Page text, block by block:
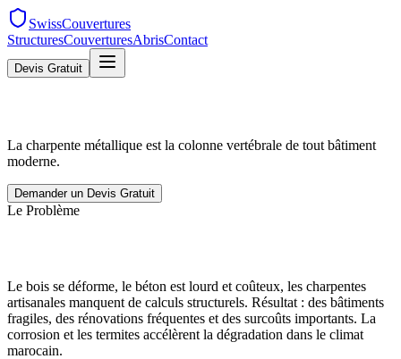
SwissCouvertures
StructuresCouverturesAbrisContact
Devis Gratuit
La charpente métallique est la colonne vertébrale de tout bâtiment
moderne.
Demander un Devis Gratuit
Le Problème
Le bois se déforme, le béton est lourd et coûteux, les charpentes
artisanales manquent de calculs structurels. Résultat : des bâtiments
fragiles, des rénovations fréquentes et des surcoûts importants. La
corrosion et les termites accélèrent la dégradation dans le climat
marocain.